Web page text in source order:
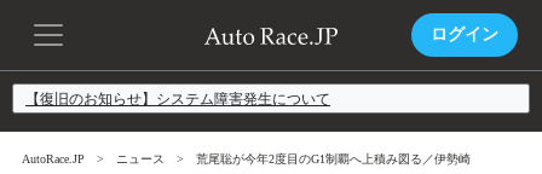
ログイン
【復旧のお知らせ】システム障害発生について
AutoRace.JP ニュース 荒尾聡が今年2度目のG1制覇へ上積み図る／伊勢崎